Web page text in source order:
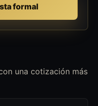
formal
una cotización más